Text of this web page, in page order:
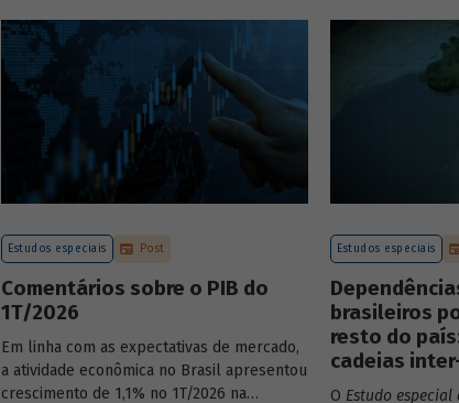
durante o período.
Estudos especiais Post
Comentários sobre o PIB do
1T/2026
Em linha com as expectativas de mercado,
a atividade econômica no Brasil apresentou
crescimento de 1,1% no 1T/2026 na
Estudos especiais
brasileiros
resto do
cadeias
O Estudo especial